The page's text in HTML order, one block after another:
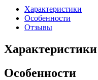
Характеристики
Особенности
Отзывы
Характеристики
Особенности